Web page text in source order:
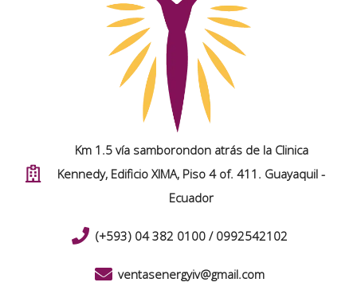
Km 1.5 vía samborondon atrás de la Clinica
Kennedy, Edificio XIMA, Piso 4 of. 411. Guayaquil -
Ecuador
(+593) 04 382 0100 / 0992542102
ventasenergyiv@gmail.com